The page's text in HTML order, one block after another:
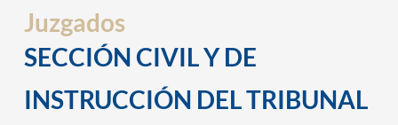
Juzgados
SECCIÓN CIVIL Y DE
INSTRUCCIÓN DEL TRIBUNAL